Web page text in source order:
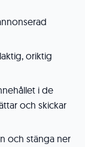
oriktig
i de
och skickar
och stänga ner